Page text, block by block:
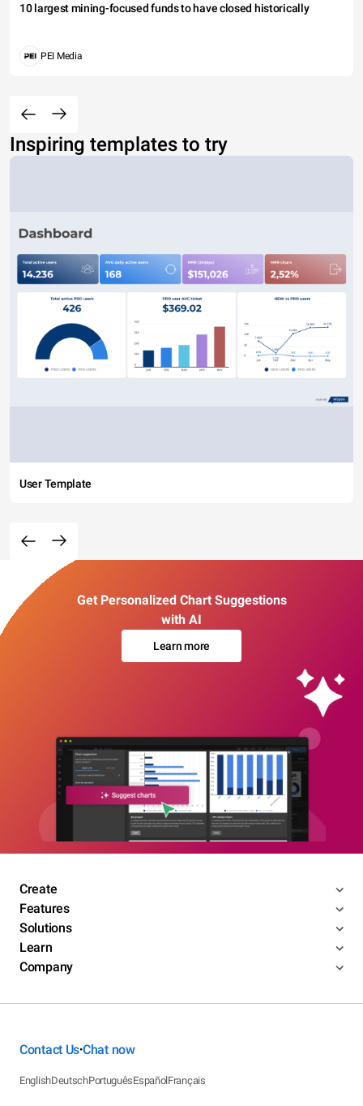
10 largest mining-focused funds to have closed historically
PEI Media
Inspiring templates to try
User Template
Get Personalized Chart Suggestions
with AI
Learn more
Create
Features
Solutions
Learn
Company
Contact Us•Chat now
EnglishDeutschPortuguêsEspañolFrançais